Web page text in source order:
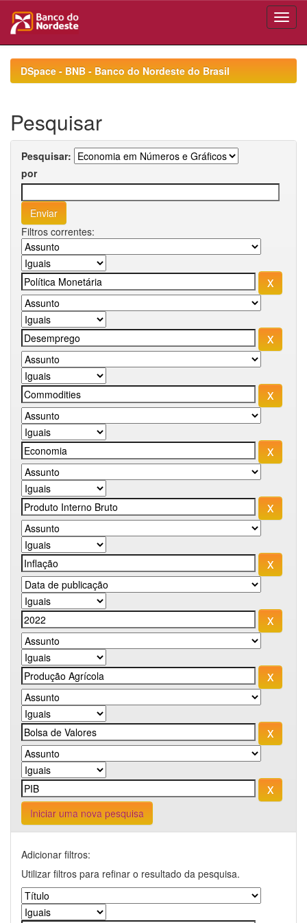
navigationDSpace - BNB - Banco do Nordeste do Brasil
Pesquisar
Pesquisar:
por
Filtros correntes:
Iniciar uma nova pesquisa
Adicionar filtros:
Utilizar filtros para refinar o resultado da pesquisa.